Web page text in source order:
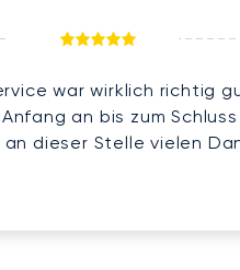
war wirklich richtig
an bis zum
dieser Stelle vielen